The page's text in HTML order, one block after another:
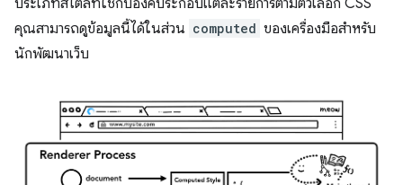
คุณสามารถดูข้อมูลนี้ได้ในส่วน computed ของเครื่องมือสำหรับ
นักพัฒนาเว็บ